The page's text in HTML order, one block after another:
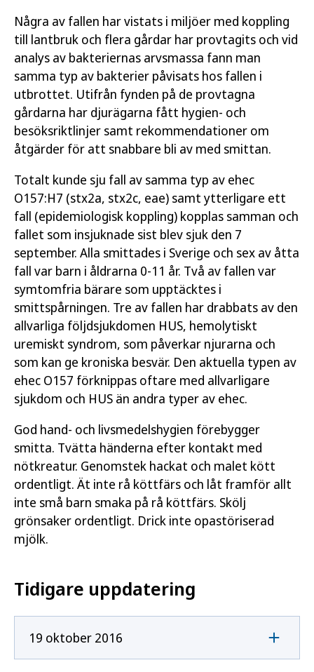
Några av fallen har vistats i miljöer med koppling
till lantbruk och flera gårdar har provtagits och vid
analys av bakteriernas arvsmassa fann man
samma typ av bakterier påvisats hos fallen i
utbrottet. Utifrån fynden på de provtagna
gårdarna har djurägarna fått hygien- och
besöksriktlinjer samt rekommendationer om
åtgärder för att snabbare bli av med smittan.
Totalt kunde sju fall av samma typ av ehec
O157:H7 (stx2a, stx2c, eae) samt ytterligare ett
fall (epidemiologisk koppling) kopplas samman och
fallet som insjuknade sist blev sjuk den 7
september. Alla smittades i Sverige och sex av åtta
fall var barn i åldrarna 0-11 år. Två av fallen var
symtomfria bärare som upptäcktes i
smittspårningen. Tre av fallen har drabbats av den
allvarliga följdsjukdomen HUS, hemolytiskt
uremiskt syndrom, som påverkar njurarna och
som kan ge kroniska besvär. Den aktuella typen av
ehec O157 förknippas oftare med allvarligare
sjukdom och HUS än andra typer av ehec.
God hand- och livsmedelshygien förebygger
smitta. Tvätta händerna efter kontakt med
nötkreatur. Genomstek hackat och malet kött
ordentligt. Ät inte rå köttfärs och låt framför allt
inte små barn smaka på rå köttfärs. Skölj
grönsaker ordentligt. Drick inte opastöriserad
mjölk.
Tidigare uppdatering
19 oktober 2016